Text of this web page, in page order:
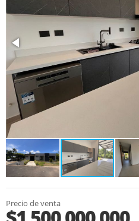
Precio de venta